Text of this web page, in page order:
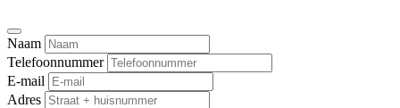
Naam
Telefoonnummer
E-mail
Adres